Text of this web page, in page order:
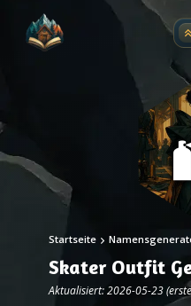
Startseite
Skater Outfit
Aktualisiert: 2026-05-23